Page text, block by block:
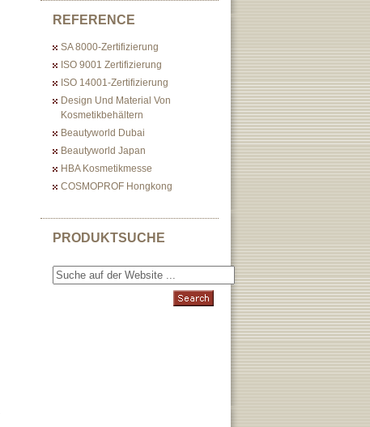
REFERENCE
SA 8000-Zertifizierung
ISO 9001 Zertifizierung
ISO 14001-Zertifizierung
Design Und Material Von
Kosmetikbehältern
Beautyworld Dubai
Beautyworld Japan
HBA Kosmetikmesse
COSMOPROF Hongkong
PRODUKTSUCHE